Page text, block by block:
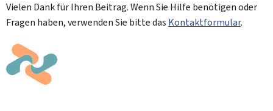
Vielen Dank für Ihren Beitrag. Wenn Sie Hilfe benötigen oder
Fragen haben, verwenden Sie bitte das Kontaktformular.